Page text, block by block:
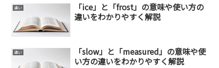
違い
「ice」と「frost」の意味や使い方の
違いをわかりやすく解説
違い
「slow」と「measured」の意味や使
い方の違いをわかりやすく解説